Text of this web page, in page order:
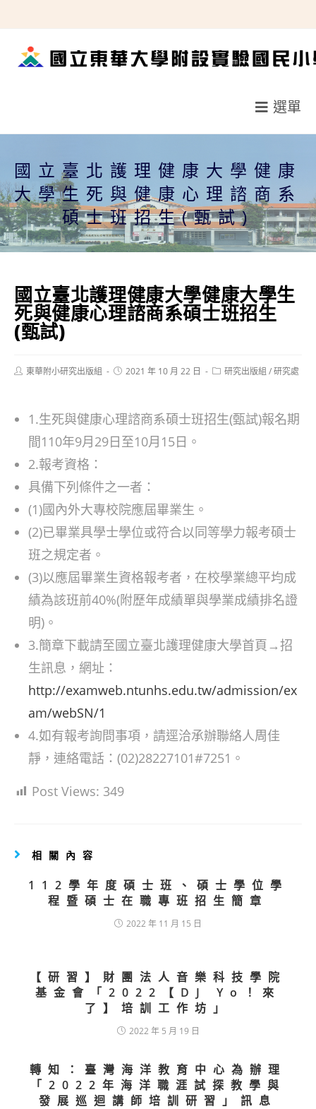
轉
選單
國立臺北護理健康大學健康
大學生死與健康心理諮商系
碩士班招生(甄試)
國立臺北護理健康大學健康大學生
死與健康心理諮商系碩士班招生
(甄試)
Post東華附小研究出版組
Post2021 年 10 月 22 日
Post研究出版組 /研究處
1.生死與健康心理諮商系碩士班招生(甄試)報名期
間110年9月29日至10月15日。
2.報考資格：
具備下列條件之一者：
(1)國內外大專校院應屆畢業生。
(2)已畢業具學士學位或符合以同等學力報考碩士
班之規定者。
(3)以應屆畢業生資格報考者，在校學業總平均成
績為該班前40%(附歷年成績單與學業成績排名證
明)。
3.簡章下載請至國立臺北護理健康大學首頁→招
生訊息，網址：
http://examweb.ntunhs.edu.tw/admission/ex
am/webSN/1
4.如有報考詢問事項，請逕洽承辦聯絡人周佳
靜，連絡電話：(02)28227101#7251。
Post Views: 349
相關內容
112學年度碩士班、碩士學位學
程暨碩士在職專班招生簡章
2022 年 11 月 15 日
【研習】財團法人音樂科技學院
基金會「2022【DJ Yo！來
了】培訓工作坊」
2022 年 5 月 19 日
轉知：臺灣海洋教育中心為辦理
「2022年海洋職涯試探教學與
發展巡迴講師培訓研習」訊息